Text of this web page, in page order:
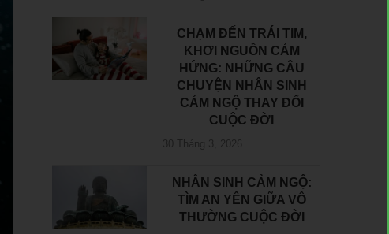
CHẠM ĐẾN TRÁI TIM,
KHƠI NGUỒN CẢM
HỨNG: NHỮNG CÂU
CHUYỆN NHÂN SINH
CẢM NGỘ THAY ĐỔI
CUỘC ĐỜI
30 Tháng 3, 2026
NHÂN SINH CẢM NGỘ:
TÌM AN YÊN GIỮA VÔ
THƯỜNG CUỘC ĐỜI